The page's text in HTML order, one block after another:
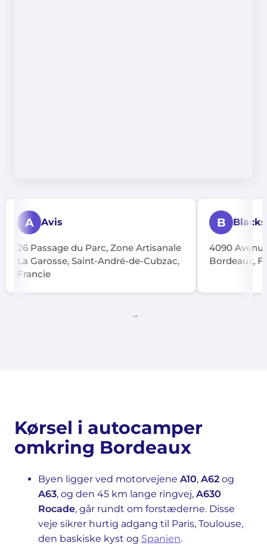
A Avis
26 Passage du Parc, Zone Artisanale
La Garosse, Saint-André-de-Cubzac,
Francie
B
4090
Bordeaux,
Kørsel i autocamper
omkring Bordeaux
Byen ligger ved motorvejene A10, A62 og
A63, og den 45 km lange ringvej, A630
Rocade, går rundt om forstæderne. Disse
veje sikrer hurtig adgang til Paris, Toulouse,
den baskiske kyst og Spanien.